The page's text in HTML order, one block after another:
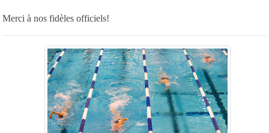
Merci à nos fidèles officiels!